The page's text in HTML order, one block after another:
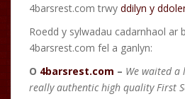
4barsrest.com trwy ddilyn y
Roedd y sylwadau cadarnhaol ar
4barsrest.com fel a ganlyn:
O 4barsrest.com – We waited
really authentic high quality First